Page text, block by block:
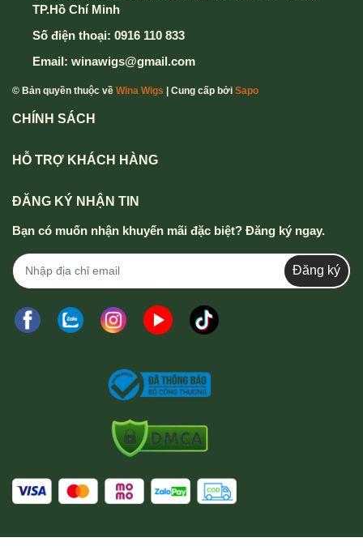
TP.Hồ Chí Minh
Số điện thoại: 0916 110 833
Email: winawigs@gmail.com
© Bản quyền thuộc về Wina Wigs | Cung cấp bởi Sapo
CHÍNH SÁCH
HỖ TRỢ KHÁCH HÀNG
ĐĂNG KÝ NHẬN TIN
Bạn có muốn nhận khuyến mãi đặc biệt? Đăng ký ngay.
Đăng ký